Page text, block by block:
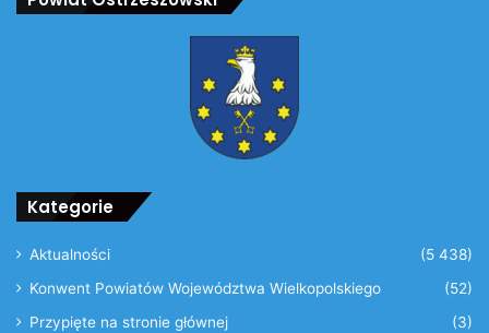
Kategorie
Aktualności
(5 438)
Konwent Powiatów Województwa Wielkopolskiego
(52)
Przypięte na stronie głównej
(3)